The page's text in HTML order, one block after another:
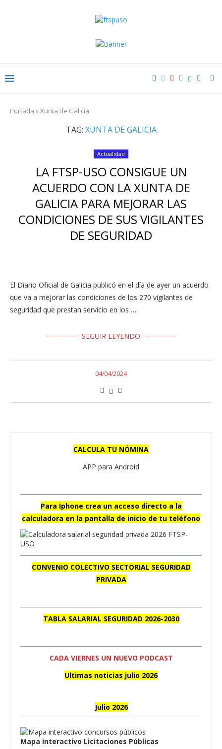
Portada »Xunta de Galicia
TAG: XUNTA DE GALICIA
Actualidad
LA FTSP-USO CONSIGUE UN
ACUERDO CON LA XUNTA DE
GALICIA PARA MEJORAR LAS
CONDICIONES DE SUS VIGILANTES
DE SEGURIDAD
El Diario Oficial de Galicia publicó en el día de ayer un acuerdo
que va a mejorar las condiciones de los 270 vigilantes de
seguridad que prestan servicio en los …
SEGUIR LEYENDO
04/04/2024
CALCULA TU NÓMINA
APP para Android
Para Iphone crea un acceso directo a la
calculadora en la pantalla de inicio de tu teléfono
CONVENIO COLECTIVO SECTORIAL SEGURIDAD
PRIVADA
TABLA SALARIAL SEGURIDAD 2026-2030
CADA VIERNES UN NUEVO PODCAST
Ultimas noticias julio 2026
Julio 2026
Mapa interactivo Licitaciones Públicas